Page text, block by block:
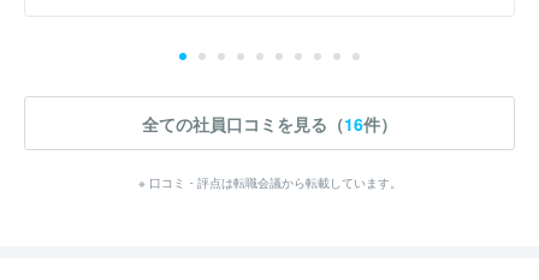
全ての社員口コミを見る（16件）
※ 口コミ・評点は転職会議から転載しています。